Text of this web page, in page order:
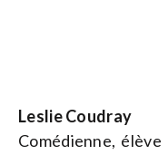
Leslie Coudray
Comédienne,